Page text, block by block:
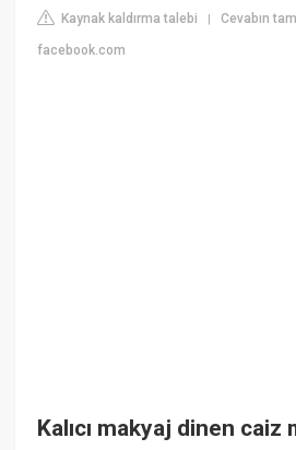
Kaynak kaldırma talebi |Cevabın
facebook.com
Kalıcı makyaj dinen caiz